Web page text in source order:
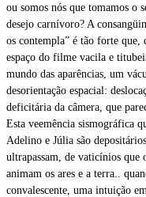
ou somos nós que tomamos o
desejo carnívoro? A
os contempla” é tão forte
espaço do filme vacila e
mundo das aparências, um
desorientação espacial:
deficitária da câmera, que
Esta veemência sismográfica
Adelino e Júlia são
ultrapassam, de vaticínios que
animam os ares e a terra..
convalescente, uma intuição